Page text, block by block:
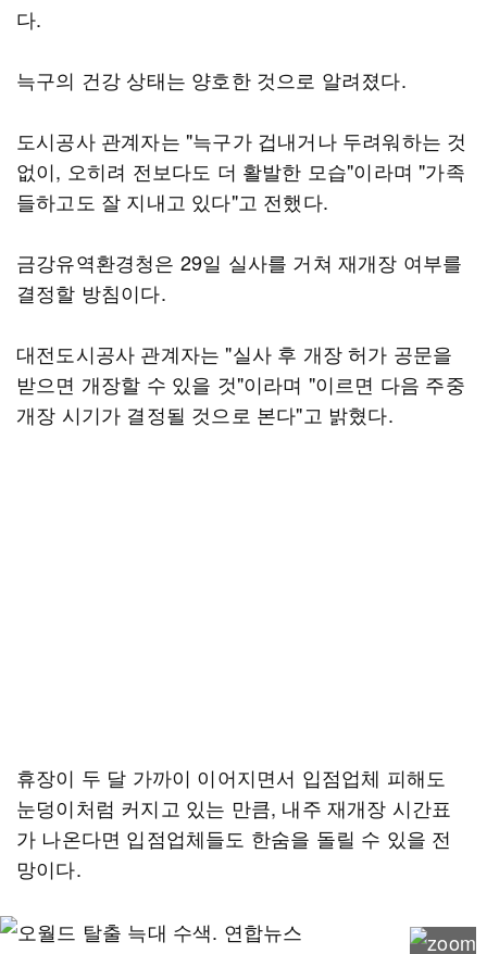
다.
늑구의 건강 상태는 양호한 것으로 알려졌다.
도시공사 관계자는 "늑구가 겁내거나 두려워하는 것
없이, 오히려 전보다도 더 활발한 모습"이라며 "가족
들하고도 잘 지내고 있다"고 전했다.
금강유역환경청은 29일 실사를 거쳐 재개장 여부를
결정할 방침이다.
대전도시공사 관계자는 "실사 후 개장 허가 공문을
받으면 개장할 수 있을 것"이라며 "이르면 다음 주중
개장 시기가 결정될 것으로 본다"고 밝혔다.
휴장이 두 달 가까이 이어지면서 입점업체 피해도
눈덩이처럼 커지고 있는 만큼, 내주 재개장 시간표
가 나온다면 입점업체들도 한숨을 돌릴 수 있을 전
망이다.